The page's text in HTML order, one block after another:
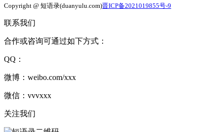
Copyright @ 短语录(duanyulu.com)晋ICP备2021019855号-9
联系我们
合作或咨询可通过如下方式：
QQ：
微博：weibo.com/xxx
微信：vvvxxx
关注我们